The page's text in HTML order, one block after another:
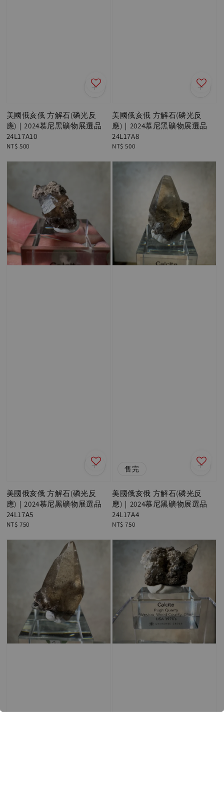
美國俄亥俄 方解石(磷光反
應)｜2024慕尼黑礦物展選品
24L17A10
Regular
NT$ 500
美國俄亥俄 方解石(磷光反
應)｜2024慕尼黑礦物展選品
24L17A8
Regular
NT$ 500
美國俄亥俄 方解石(磷光反
應)｜2024慕尼黑礦物展選品
24L17A5
Regular
NT$ 750
售完
美國俄亥俄 方解石(磷光反
應)｜2024慕尼黑礦物展選品
24L17A4
Regular
NT$ 750